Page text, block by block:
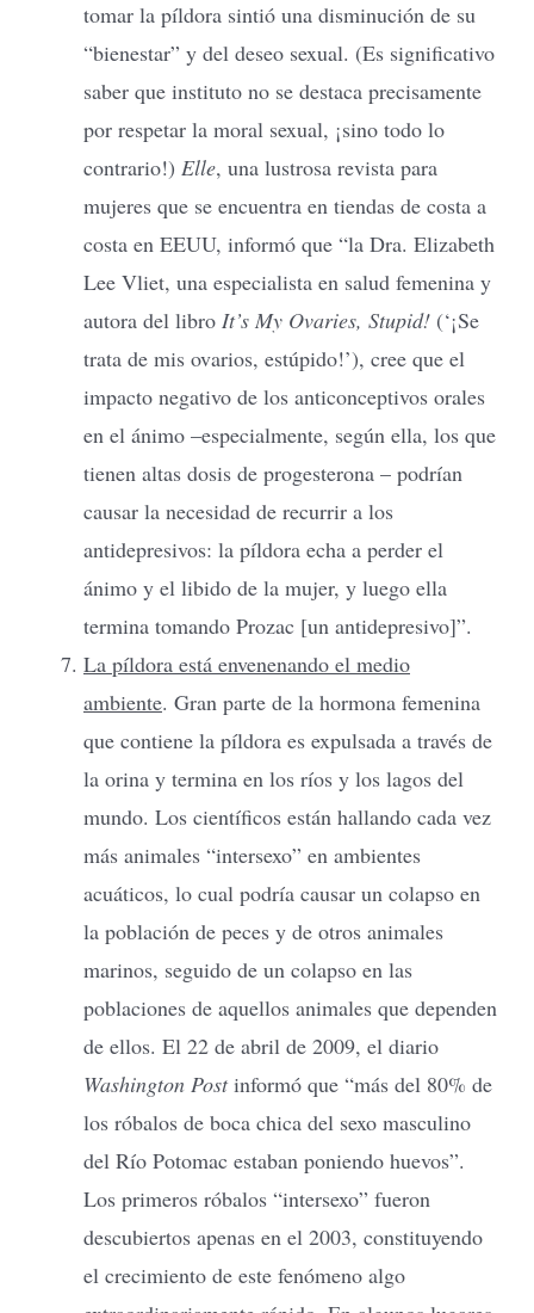
tomar la píldora sintió una disminución de su
“bienestar” y del deseo sexual. (Es significativo
saber que instituto no se destaca precisamente
por respetar la moral sexual, ¡sino todo lo
contrario!) Elle, una lustrosa revista para
mujeres que se encuentra en tiendas de costa a
costa en EEUU, informó que “la Dra. Elizabeth
Lee Vliet, una especialista en salud femenina y
autora del libro It’s My Ovaries, Stupid! (‘¡Se
trata de mis ovarios, estúpido!’), cree que el
impacto negativo de los anticonceptivos orales
en el ánimo –especialmente, según ella, los que
tienen altas dosis de progesterona – podrían
causar la necesidad de recurrir a los
antidepresivos: la píldora echa a perder el
ánimo y el libido de la mujer, y luego ella
termina tomando Prozac [un antidepresivo]”.
La píldora está envenenando el medio
ambiente. Gran parte de la hormona femenina
que contiene la píldora es expulsada a través de
la orina y termina en los ríos y los lagos del
mundo. Los científicos están hallando cada vez
más animales “intersexo” en ambientes
acuáticos, lo cual podría causar un colapso en
la población de peces y de otros animales
marinos, seguido de un colapso en las
poblaciones de aquellos animales que dependen
de ellos. El 22 de abril de 2009, el diario
Washington Postinformó que “más del 80% de
los róbalos de boca chica del sexo masculino
del Río Potomac estaban poniendo huevos”.
Los primeros róbalos “intersexo” fueron
descubiertos apenas en el 2003, constituyendo
el crecimiento de este fenómeno algo